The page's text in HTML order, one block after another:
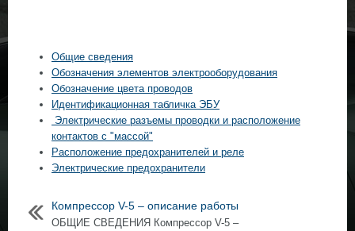
Общие сведения
Обозначения элементов электрооборудования
Обозначение цвета проводов
Идентификационная табличка ЭБУ
Электрические разъемы проводки и расположение
контактов с "массой"
Расположение предохранителей и реле
Электрические предохранители
Компрессор V-5 – описание работы
ОБЩИЕ СВЕДЕНИЯ Компрессор V-5 –